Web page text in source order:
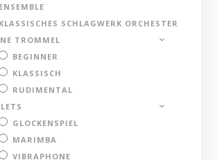
ENSEMBLE
KLASSISCHES SCHLAGWERK ORCHESTER
TROMMEL
BEGINNER
KLASSISCH
RUDIMENTAL
GLOCKENSPIEL
MARIMBA
VIBRAPHONE